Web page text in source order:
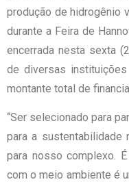
produção de hidrogênio
durante a Feira de
encerrada nesta sexta
de diversas
montante total de
“Ser selecionado para
para a sustentabilidade
para nosso complexo.
com o meio ambiente é